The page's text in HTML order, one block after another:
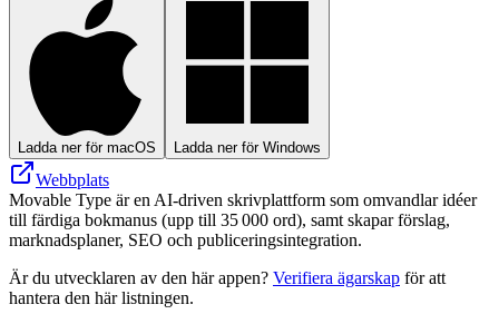
Ladda ner för macOS Ladda ner för Windows
Webbplats
Movable Type är en AI-driven skrivplattform som omvandlar idéer
till färdiga bokmanus (upp till 35 000 ord), samt skapar förslag,
marknadsplaner, SEO och publiceringsintegration.
Är du utvecklaren av den här appen? Verifiera ägarskap för att
hantera den här listningen.